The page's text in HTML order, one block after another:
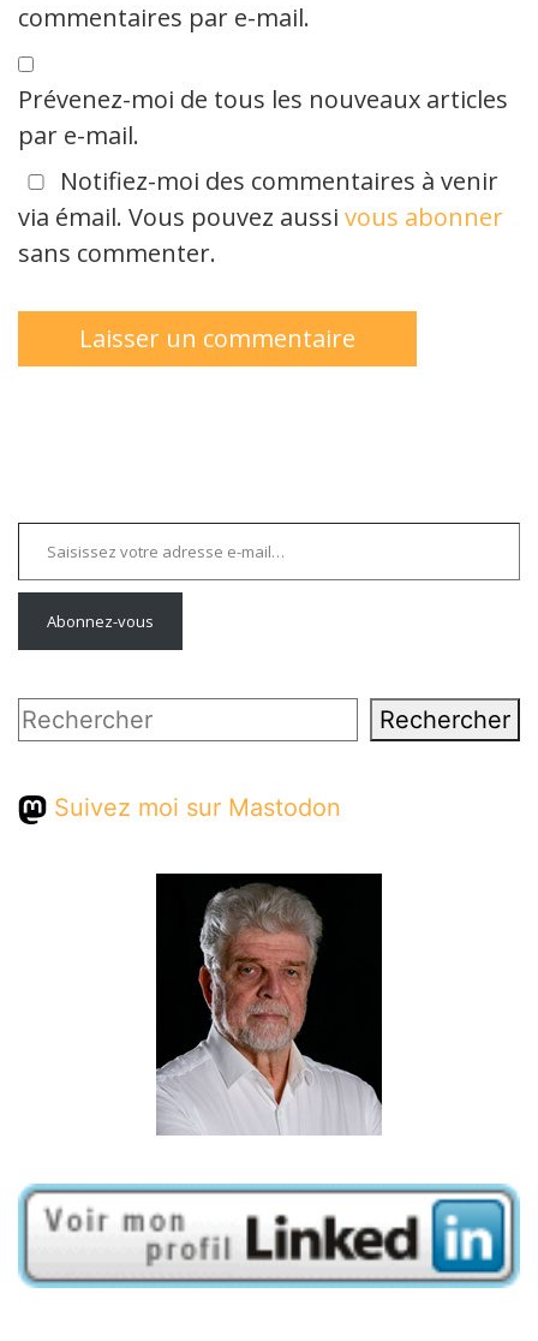
commentaires par e-mail.
Prévenez-moi de tous les nouveaux articles
par e-mail.
Notifiez-moi des commentaires à venir
via émail. Vous pouvez aussi vous abonner
sans commenter.
Saisissez votre adresse e-mail…
Abonnez-vous
Rechercher Rechercher
Suivez moi sur Mastodon